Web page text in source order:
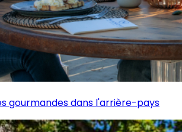
gourmandes dans l'arrière-pays